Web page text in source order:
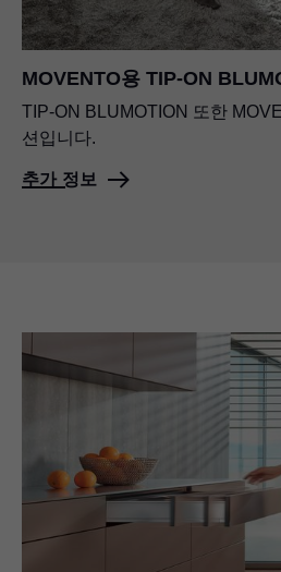
MOVENTO용 TIP-ON
TIP-ON BLUMOTION 또한
션입니다.
추가 정보